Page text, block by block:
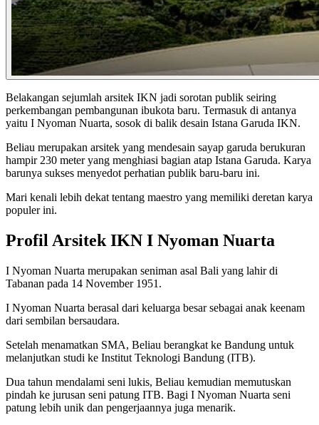
Belakangan sejumlah arsitek IKN jadi sorotan publik seiring
perkembangan pembangunan ibukota baru. Termasuk di antanya
yaitu I Nyoman Nuarta, sosok di balik desain Istana Garuda IKN.
Beliau merupakan arsitek yang mendesain sayap garuda berukuran
hampir 230 meter yang menghiasi bagian atap Istana Garuda. Karya
barunya sukses menyedot perhatian publik baru-baru ini.
Mari kenali lebih dekat tentang maestro yang memiliki deretan karya
populer ini.
Profil Arsitek IKN I Nyoman Nuarta
I Nyoman Nuarta merupakan seniman asal Bali yang lahir di
Tabanan pada 14 November 1951.
I Nyoman Nuarta berasal dari keluarga besar sebagai anak keenam
dari sembilan bersaudara.
Setelah menamatkan SMA, Beliau berangkat ke Bandung untuk
melanjutkan studi ke Institut Teknologi Bandung (ITB).
Dua tahun mendalami seni lukis, Beliau kemudian memutuskan
pindah ke jurusan seni patung ITB. Bagi I Nyoman Nuarta seni
patung lebih unik dan pengerjaannya juga menarik.